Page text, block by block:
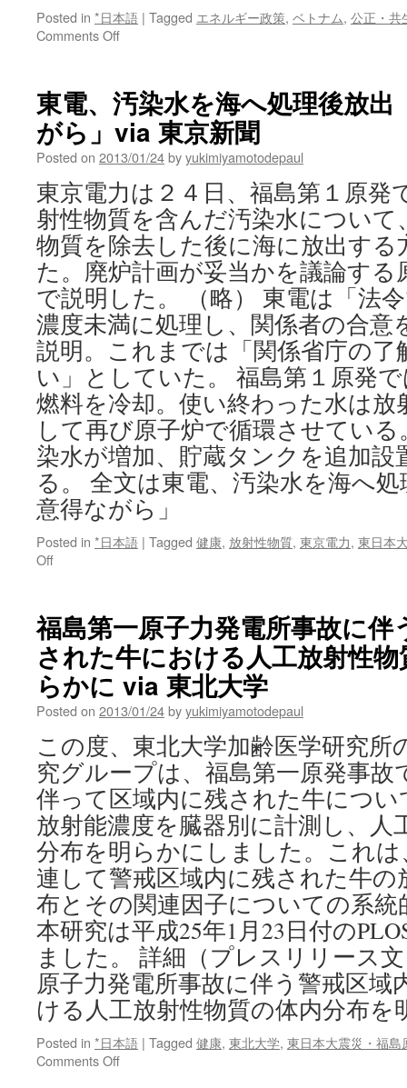
Posted in *日本語 | Tagged エネルギー政策, ベトナム, 公正・共
Comments Offon
輸
出
「日
本
は
責
任」
不
安
募
ベ
ト
ナ
ム
の
村
via
東
京
新
聞
東電、汚染水を海へ処理後放
がら」via 東京新聞
Posted on 2013/01/24byyukimiyamotodepaul
東京電力は２４日、福島第１原発
射性物質を含んだ汚染水について
物質を除去した後に海に放出す
た。廃炉計画が妥当かを議論する
で説明した。 （略） 東電は「法
濃度未満に処理し、関係者の合意
説明。これまでは「関係省庁の
い」としていた。 福島第１原発
燃料を冷却。使い終わった水は
して再び原子炉で循環させてい
染水が増加、貯蔵タンクを追加
る。 全文は東電、汚染水を海へ
意得ながら」
Posted in *日本語 | Tagged 健康, 放射性物質, 東京電力, 東日本
Offon
汚
染
水
を
海
へ
処
理
後
放
出
東
電
「合
意
得
な
が
ら」
via
東
京
新
福島第一原子力発電所事故に伴
された牛における人工放射性
らかに via 東北大学
Posted on 2013/01/24byyukimiyamotodepaul
この度、東北大学加齢医学研究所
究グループは、福島第一原発事故
伴って区域内に残された牛につい
放射能濃度を臓器別に計測し、人
分布を明らかにしました。これ
連して警戒区域内に残された牛の
布とその関連因子についての系
本研究は平成25年1月23日付の
ました。 詳細（プレスリリース
原子力発電所事故に伴う警戒区域
ける人工放射性物質の体内分布を
Posted in *日本語 | Tagged 健康, 東北大学, 東日本大震災・福島
Comments Offon